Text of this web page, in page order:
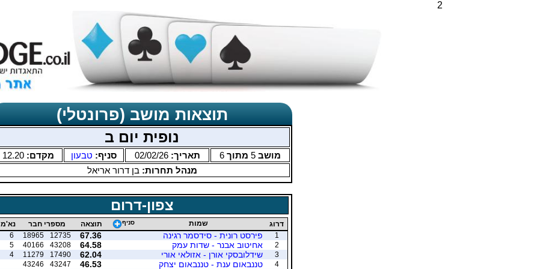
2
תוצאות מושב (פרונטלי)
נופית יום ב
מושב 5 מתוך 6 תאריך:02/02/26 סניף: טבעון מקדם: 12.20
מנהל תחרות:בן דרור אריאל
צפון-דרום
דרוג שמות סניף תוצאה מספרי חבר
נא'מ
1
פירסט רונית - סידסמר רגינה 67.36
12735
18965
6
2
אחיטוב אבנר - שדות עמק 64.58
43208
40166
5
3
שידלובסקי אורן - אזולאי אורי 62.04
17490
11279
4
4
טננבאום ענת - טננבאום יצחק 46.53
43247
43246